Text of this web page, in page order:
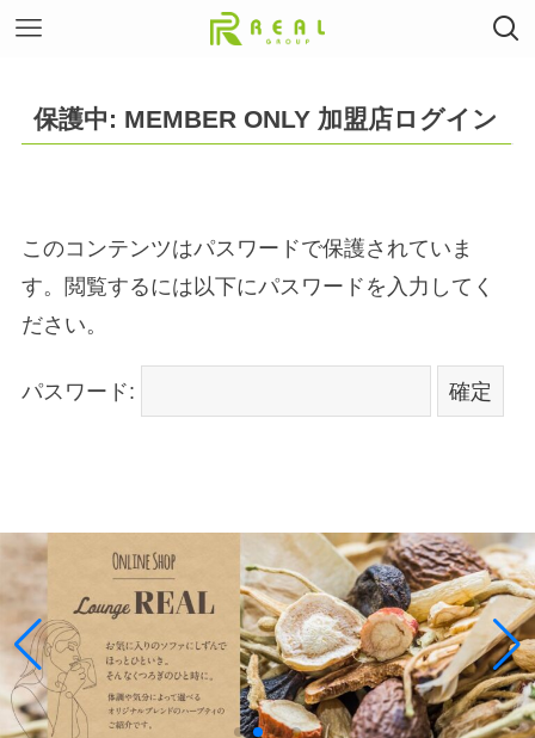
保護中: MEMBER ONLY 加盟店ログイン
このコンテンツはパスワードで保護されていま
す。閲覧するには以下にパスワードを入力してく
ださい。
パスワード: